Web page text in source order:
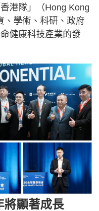
港隊」（Hong Kong
、學術、科研、政府
健康科技產業的發
將顯著成長